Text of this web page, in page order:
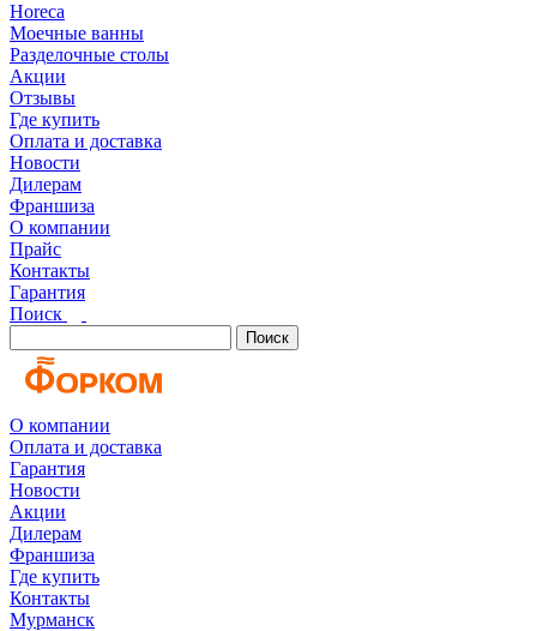
Horeca
Моечные ванны
Разделочные столы
Акции
Отзывы
Где купить
Оплата и доставка
Новости
Дилерам
Франшиза
О компании
Прайс
Контакты
Гарантия
Поиск
Поиск
О компании
Оплата и доставка
Гарантия
Новости
Акции
Дилерам
Франшиза
Где купить
Контакты
Мурманск